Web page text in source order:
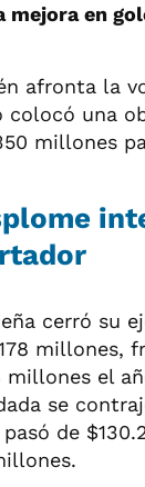
mejora en
afronta la
colocó una
millones
cerró su
millones,
millones el
se
de